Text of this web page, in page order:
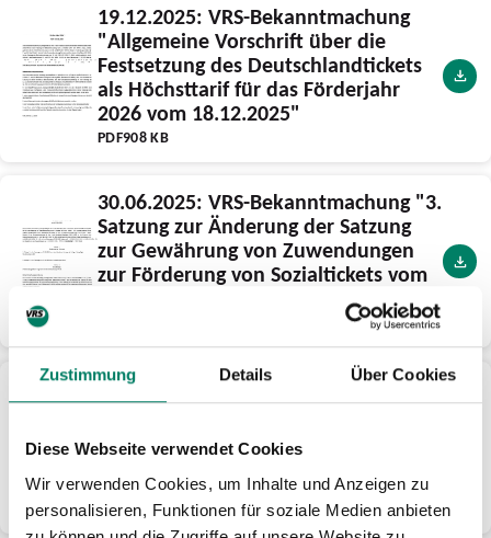
Zustimmung Details Über Cookies
Diese Webseite verwendet Cookies
Wir verwenden Cookies, um Inhalte und Anzeigen zu
personalisieren, Funktionen für soziale Medien anbieten
19.12.2025: VRS-Bekanntmachung
"Allgemeine Vorschrift über die
Festsetzung des Deutschlandtickets
als Höchsttarif für das Förderjahr
2026 vom 18.12.2025"
PDF908 KB
30.06.2025: VRS-Bekanntmachung "3.
Satzung zur Änderung der Satzung
zur Gewährung von Zuwendungen
zur Förderung von Sozialtickets vom
16.12.2024: VRS-Bekanntmachung "2.
Satzung zur Änderung der Satzung
zur Gewährung von Zuwendungen
zur Förderung von Sozialtickets vom
12.12.2024"
PDF133 KB